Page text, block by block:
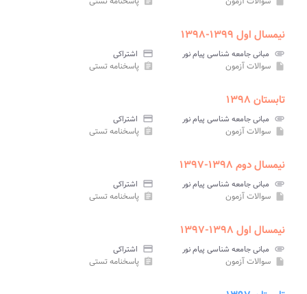
نیمسال اول ۱۳۹۹-۱۳۹۸
attachment مبانی جامعه شناسی پیام نور credit_card اشتراکی
insert_drive_file سوالات آزمون assignment پاسخنامه تستی
تابستان ۱۳۹۸
attachment مبانی جامعه شناسی پیام نور credit_card اشتراکی
insert_drive_file سوالات آزمون assignment پاسخنامه تستی
نیمسال دوم ۱۳۹۸-۱۳۹۷
attachment مبانی جامعه شناسی پیام نور credit_card اشتراکی
insert_drive_file سوالات آزمون assignment پاسخنامه تستی
نیمسال اول ۱۳۹۸-۱۳۹۷
attachment مبانی جامعه شناسی پیام نور credit_card اشتراکی
insert_drive_file سوالات آزمون assignment پاسخنامه تستی